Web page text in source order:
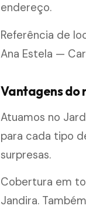
endereço.
Referência de
Ana Estela —
Vantagens do
Atuamos no
para cada tipo
surpresas.
Cobertura em
Jandira.